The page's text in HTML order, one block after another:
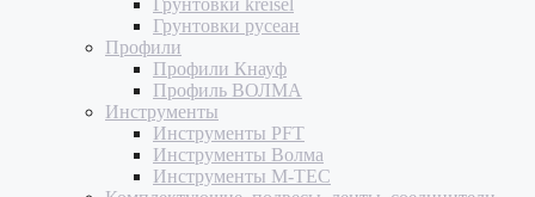
Грунтовки русеан
Профили
Профили Кнауф
Профиль ВОЛМА
Инструменты
Инструменты PFT
Инструменты Волма
Инструменты M-TEC